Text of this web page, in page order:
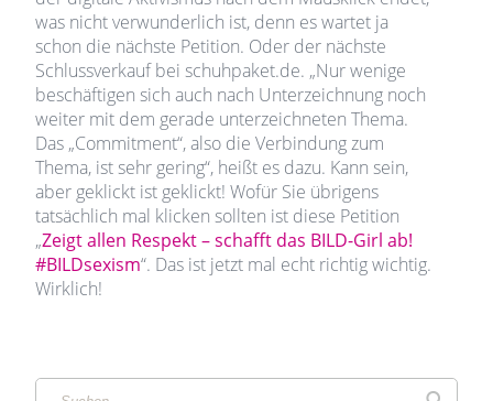
was nicht verwunderlich ist, denn es wartet ja
schon die nächste Petition. Oder der nächste
Schlussverkauf bei schuhpaket.de. „Nur wenige
beschäftigen sich auch nach Unterzeichnung noch
weiter mit dem gerade unterzeichneten Thema.
Das „Commitment“, also die Verbindung zum
Thema, ist sehr gering“, heißt es dazu. Kann sein,
aber geklickt ist geklickt! Wofür Sie übrigens
tatsächlich mal klicken sollten ist diese Petition
„Zeigt allen Respekt – schafft das BILD-Girl ab!
#BILDsexism“. Das ist jetzt mal echt richtig wichtig.
Wirklich!
Suchen